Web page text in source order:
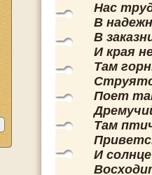
Нас
В
В
И края
Там
Поет
Там
И